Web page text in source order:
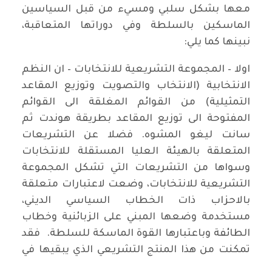
معها بشكل سلبي ومسيء من قبل السياسين
الماسكين بالسلطة وفي دوراتها المتعاقبة،
نبينها كما يلي:
اولا – المجموعة التشريعية للانتخابات – ان النظم
الانتخابية (الانتخاب والتصويت وتوزيع المقاعد
التمثيلية) من القوائم المغلقة الى القوائم
المفتوحة الى توزيع المقاعد بطريقة هوندت ثم
سانت ليغو المشوه. فضلا عن التشريعات
المتعلقة بالهيئة العليا المستقلة للانتخابات
وسواها من التشريعات التي تشكل المجموعة
التشريعية للانتخابات، وضعت لاعتبارات متعلقة
بالاحزاب ذات الخطاب السياسي الديني،
مستخدمة وضعها المبني على الزبائنية وخطاب
الطائفة وباعتبارها القوة الماسكة للسلطة. فقد
تمكنت من هذا المنتج التشريعي الذي يبقيها في